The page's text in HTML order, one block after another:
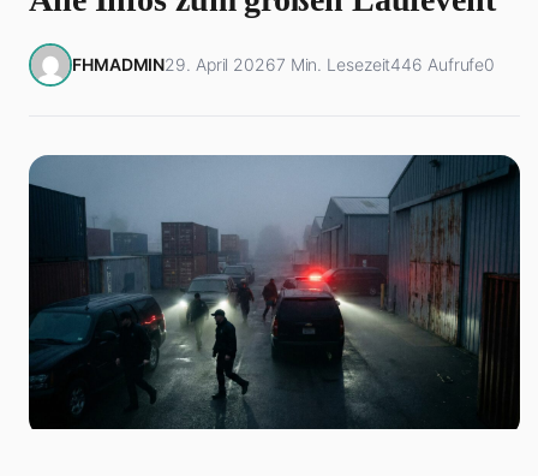
FHMADMIN29. April 20267 Min. Lesezeit446 Aufrufe0